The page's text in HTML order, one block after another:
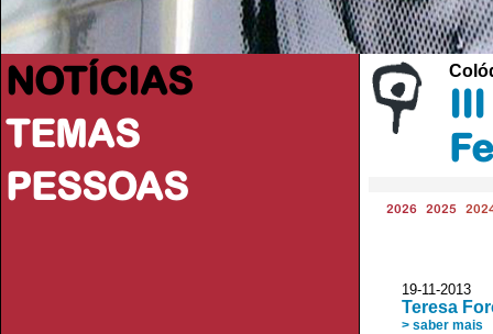
NOTÍCIAS
TEMAS
PESSOAS
2026 2025
19-11-
Teresa
> saber mais